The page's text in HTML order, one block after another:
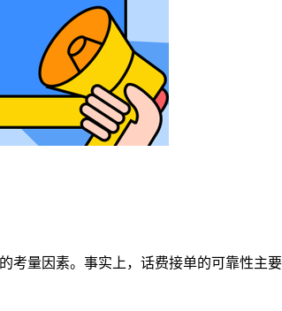
考量因素。事实上，话费接单的可靠性主